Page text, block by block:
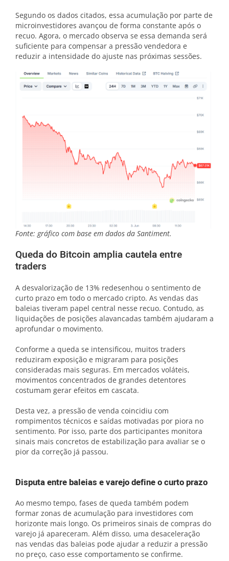
Segundo os dados citados, essa acumulação por parte de
microinvestidores avançou de forma constante após o
recuo. Agora, o mercado observa se essa demanda será
suficiente para compensar a pressão vendedora e
reduzir a intensidade do ajuste nas próximas sessões.
Fonte: gráfico com base em dados da Santiment.
Queda do Bitcoin amplia cautela entre
traders
A desvalorização de 13% redesenhou o sentimento de
curto prazo em todo o mercado cripto. As vendas das
baleias tiveram papel central nesse recuo. Contudo, as
liquidações de posições alavancadas também ajudaram a
aprofundar o movimento.
Conforme a queda se intensificou, muitos traders
reduziram exposição e migraram para posições
consideradas mais seguras. Em mercados voláteis,
movimentos concentrados de grandes detentores
costumam gerar efeitos em cascata.
Desta vez, a pressão de venda coincidiu com
rompimentos técnicos e saídas motivadas por piora no
sentimento. Por isso, parte dos participantes monitora
sinais mais concretos de estabilização para avaliar se o
pior da correção já passou.
Disputa entre baleias e varejo define o curto prazo
Ao mesmo tempo, fases de queda também podem
formar zonas de acumulação para investidores com
horizonte mais longo. Os primeiros sinais de compras do
varejo já apareceram. Além disso, uma desaceleração
nas vendas das baleias pode ajudar a reduzir a pressão
no preço, caso esse comportamento se confirme.